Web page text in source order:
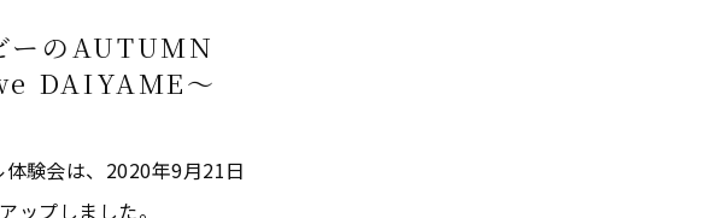
ーのAUTUMN
DAIYAME～
験会は、2020年9月21日
ップしました。